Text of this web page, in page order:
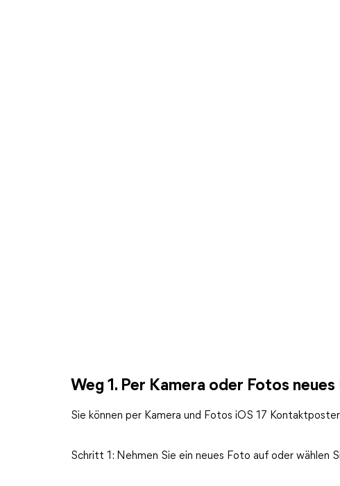
Weg 1. Per Kamera oder Fotos
Sie können per Kamera und Fotos iOS 17
Schritt 1: Nehmen Sie ein neues Foto auf oder wählen